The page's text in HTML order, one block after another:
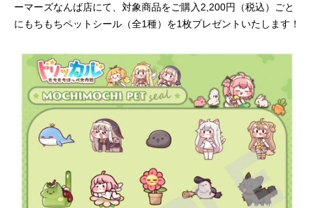
ーマーズなんば店にて、対象商品をご購入2,200円（税込）ごと
にもちもちペットシール（全1種）を1枚プレゼントいたします！